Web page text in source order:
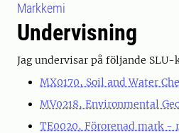
Markkemi
Undervisning
Jag undervisar på följande SLU-
MX0170, Soil and Water
MV0218, Environmental
TE0020, Förorenad mark -